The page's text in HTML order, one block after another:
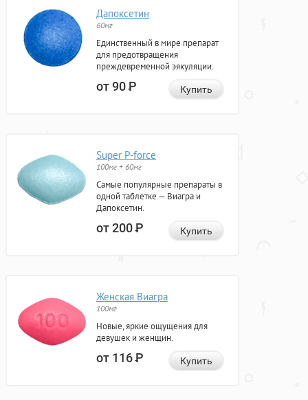
Дапоксетин
60мг
Единственный в мире препарат
для предотвращения
преждевременной эякуляции.
от 90Р Купить
Super P-force
100мг + 60мг
Самые популярные препараты в
одной таблетке — Виагра и
Дапоксетин.
от 200Р Купить
Женская Виагра
100мг
Новые, яркие ощущения для
девушек и женщин.
от 116Р Купить